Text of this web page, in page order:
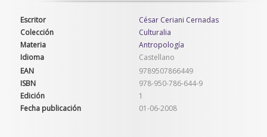
Escritor
César Ceriani Cernadas
Colección
Culturalia
Materia
Antropología
Idioma
Castellano
EAN
9789507866449
ISBN
978-950-786-644-9
Edición
1
Fecha publicación
01-06-2008